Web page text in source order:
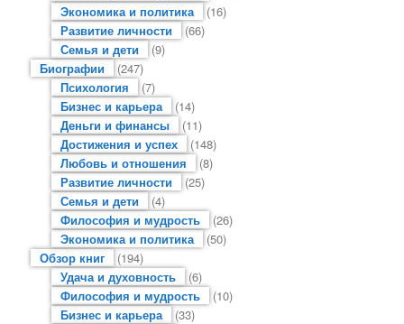
Экономика и политика
(16)
Развитие личности
(66)
Семья и дети
(9)
Биографии
(247)
Психология
(7)
Бизнес и карьера
(14)
Деньги и финансы
(11)
Достижения и успех
(148)
Любовь и отношения
(8)
Развитие личности
(25)
Семья и дети
(4)
Философия и мудрость
(26)
Экономика и политика
(50)
Обзор книг
(194)
Удача и духовность
(6)
Философия и мудрость
(10)
Бизнес и карьера
(33)